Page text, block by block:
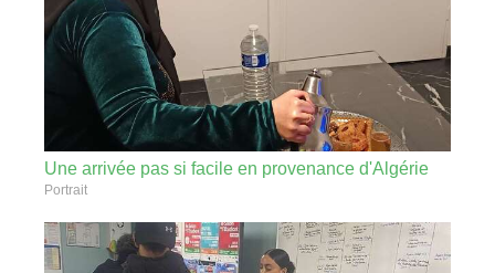
Une arrivée pas si facile en provenance d'Algérie
Portrait